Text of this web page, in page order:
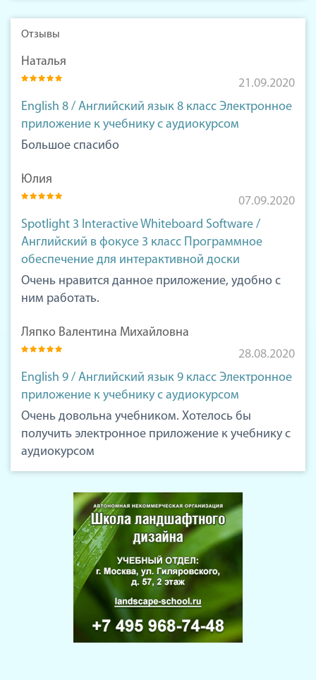
Отзывы
Наталья
21.09.2020
English 8 / Английский язык 8 класс Электронное
приложение к учебнику с аудиокурсом
Большое спасибо
Юлия
07.09.2020
Spotlight 3 Interactive Whiteboard Software /
Английский в фокусе 3 класс Программное
обеспечение для интерактивной доски
Очень нравится данное приложение, удобно с
ним работать.
Ляпко Валентина Михайловна
28.08.2020
English 9 / Английский язык 9 класс Электронное
приложение к учебнику с аудиокурсом
Очень довольна учебником. Хотелось бы
получить электронное приложение к учебнику с
аудиокурсом